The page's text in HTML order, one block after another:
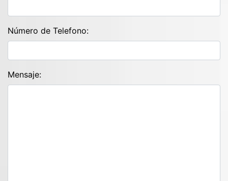
Número de Telefono:
Mensaje: